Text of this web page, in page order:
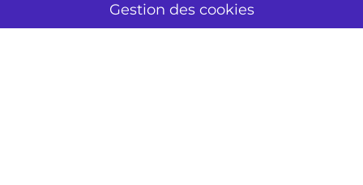
Gestion des cookies